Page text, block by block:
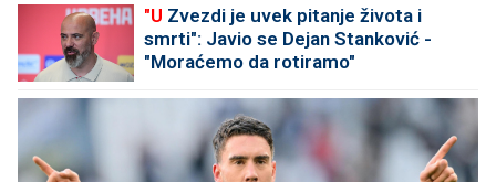
"U Zvezdi je uvek pitanje života i
smrti": Javio se Dejan Stanković -
"Moraćemo da rotiramo"